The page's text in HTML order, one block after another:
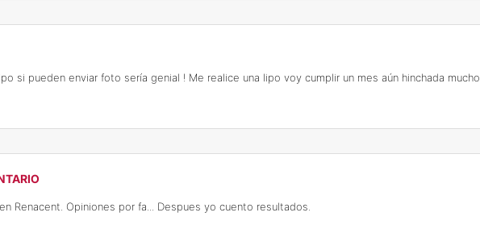
si pueden enviar foto sería genial ! Me realice una lipo voy cumplir un mes aún hinchada
Renacent. Opiniones por fa... Despues yo cuento resultados.